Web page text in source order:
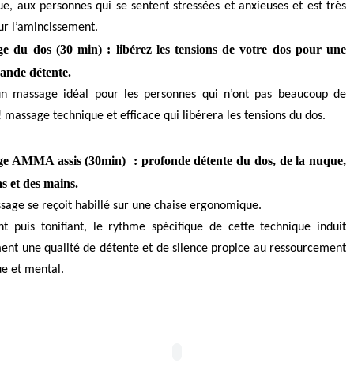
aux personnes qui se sentent stressées et anxieuses et est très
l’amincissement.
du dos (30 min) : libérez les tensions de votre dos pour une
détente.
massage idéal pour les personnes qui n’ont pas beaucoup de
massage technique et efficace qui libérera les tensions du dos.
AMMA assis (30min) : profonde détente du dos, de la nuque,
et des mains.
se reçoit habillé sur une chaise ergonomique.
puis tonifiant, le rythme spécifique de cette technique induit
une qualité de détente et de silence propice au ressourcement
et mental.